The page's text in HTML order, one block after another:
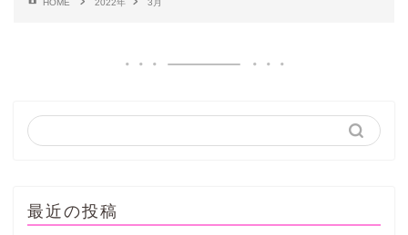
HOME 2022年 3月
最近の投稿